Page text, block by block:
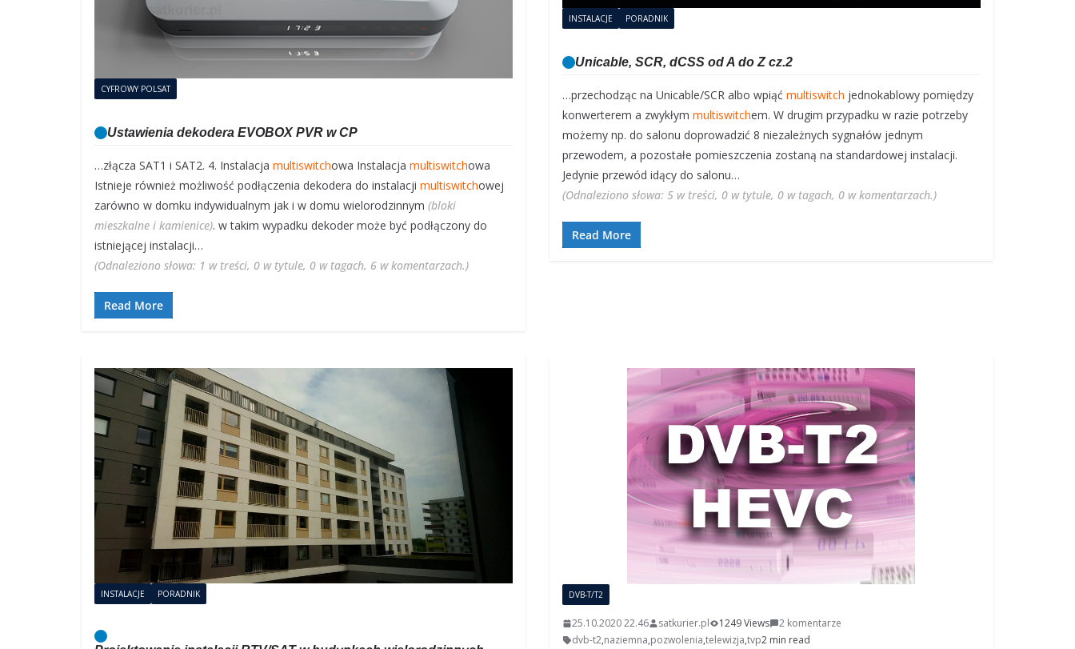
CYFROWY POLSAT
Ustawienia dekodera EVOBOX PVR w CP
…złącza SAT1 i SAT2. 4. Instalacja multiswitchowa Instalacja multiswitchowa
Istnieje również możliwość podłączenia dekodera do instalacji multiswitchowej
zarówno w domku indywidualnym jak i w domu wielorodzinnym (bloki
mieszkalne i kamienice). w takim wypadku dekoder może być podłączony do
istniejącej instalacji…
(Odnaleziono słowa: 1 w treści, 0 w tytule, 0 w tagach, 6 w komentarzach.)
Read More
INSTALACJE PORADNIK
Unicable, SCR, dCSS od A do Z cz.2
…przechodząc na Unicable/SCR albo wpiąć multiswitch jednokablowy pomiędzy
konwerterem a zwykłym multiswitchem. W drugim przypadku w razie potrzeby
możemy np. do salonu doprowadzić 8 niezależnych sygnałów jednym
przewodem, a pozostałe pomieszczenia zostaną na standardowej instalacji.
Jedynie przewód idący do salonu…
(Odnaleziono słowa: 5 w treści, 0 w tytule, 0 w tagach, 0 w komentarzach.)
Read More
INSTALACJE PORADNIK DVB-T/T2
25.10.2020 22.46 satkurier.pl 1249 Views
2 komentarze
dvb-t2,naziemna,pozwolenia,telewizja,tvp2 min read